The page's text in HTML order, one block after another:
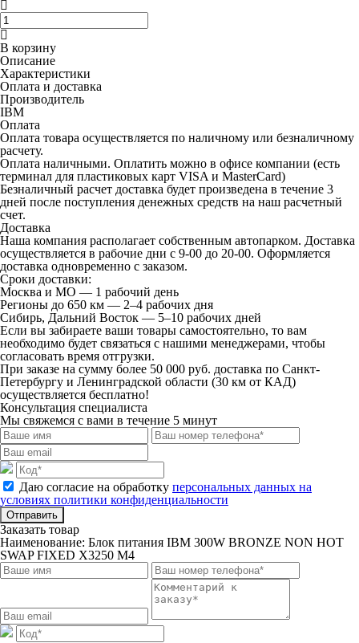
В корзину
Описание
Характеристики
Оплата и доставка
Производитель
IBM
Оплата
Оплата товара осуществляется по наличному или безналичному
расчету.
Оплата наличными. Оплатить можно в офисе компании (есть
терминал для пластиковых карт VISA и MasterCard)
Безналичный расчет доставка будет произведена в течение 3
дней после поступления денежных средств на наш расчетный
счет.
Доставка
Наша компания располагает собственным автопарком. Доставка
осуществляется в рабочие дни с 9-00 до 20-00. Оформляется
доставка одновременно с заказом.
Сроки доставки:
Москва и МО — 1 рабочий день
Регионы до 650 км — 2–4 рабочих дня
Сибирь, Дальний Восток — 5–10 рабочих дней
Если вы забираете ваши товары самостоятельно, то вам
необходимо будет связаться с нашими менеджерами, чтобы
согласовать время отгрузки.
При заказе на сумму более 50 000 руб. доставка по Санкт-
Петербургу и Ленинградской области (30 км от КАД)
осуществляется бесплатно!
Консультация специалиста
Мы свяжемся с вами в течение 5 минут
Даю согласие на обработку персональных данных на
условиях политики конфиденциальности
Отправить
Заказать товар
Наименование: Блок питания IBM 300W BRONZE NON HOT
SWAP FIXED X3250 M4